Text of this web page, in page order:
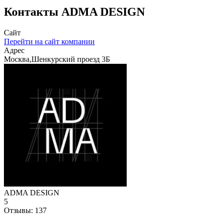
Контакты ADMA DESIGN
Сайт
Перейти на сайт компании
Адрес
Москва,Шенкурский проезд 3Б
ADMA DESIGN
5
Отзывы: 137